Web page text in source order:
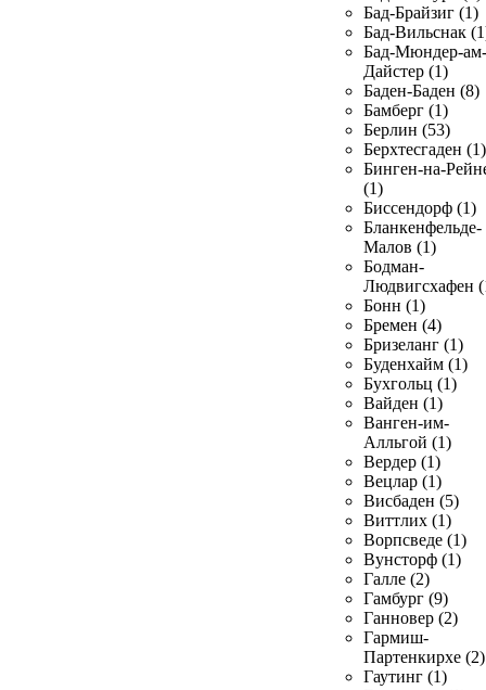
Бад-Брайзиг (1)
Бад-Вильснак
Бад-Мюндер-ам-
Дайстер (1)
Баден-Баден (8)
Бамберг (1)
Берлин (53)
Берхтесгаден (1)
Бинген-на-
(1)
Биссендорф (1)
Бланкенфельде-
Малов (1)
Бодман-
Людвигсхафен
Бонн (1)
Бремен (4)
Бризеланг (1)
Буденхайм (1)
Бухгольц (1)
Вайден (1)
Ванген-им-
Алльгой (1)
Вердер (1)
Вецлар (1)
Висбаден (5)
Виттлих (1)
Ворпсведе (1)
Вунсторф (1)
Галле (2)
Гамбург (9)
Ганновер (2)
Гармиш-
Партенкирхе (2)
Гаутинг (1)